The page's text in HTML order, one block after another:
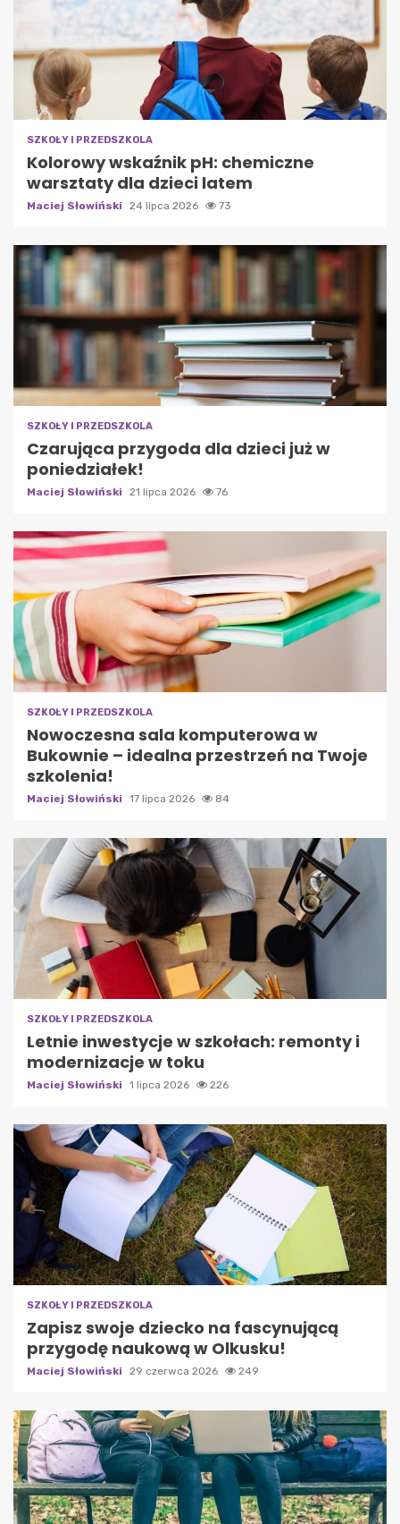
SZKOŁY I PRZEDSZKOLA
Kolorowy wskaźnik pH: chemiczne
warsztaty dla dzieci latem
Maciej Słowiński 24 lipca 2026 73
SZKOŁY I PRZEDSZKOLA
Czarująca przygoda dla dzieci już w
poniedziałek!
Maciej Słowiński 21 lipca 2026 76
SZKOŁY I PRZEDSZKOLA
Nowoczesna sala komputerowa w
Bukownie – idealna przestrzeń na Twoje
szkolenia!
Maciej Słowiński 17 lipca 2026 84
SZKOŁY I PRZEDSZKOLA
Letnie inwestycje w szkołach: remonty i
modernizacje w toku
Maciej Słowiński 1 lipca 2026 226
SZKOŁY I PRZEDSZKOLA
Zapisz swoje dziecko na fascynującą
przygodę naukową w Olkusku!
Maciej Słowiński 29 czerwca 2026 249